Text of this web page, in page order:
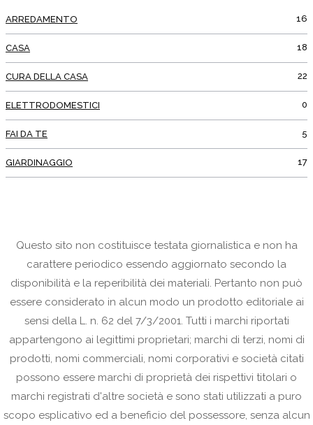
ARREDAMENTO 16
CASA 18
CURA DELLA CASA 22
ELETTRODOMESTICI 0
FAI DA TE 5
GIARDINAGGIO 17
Questo sito non costituisce testata giornalistica e non ha
carattere periodico essendo aggiornato secondo la
disponibilità e la reperibilità dei materiali. Pertanto non può
essere considerato in alcun modo un prodotto editoriale ai
sensi della L. n. 62 del 7/3/2001. Tutti i marchi riportati
appartengono ai legittimi proprietari; marchi di terzi, nomi di
prodotti, nomi commerciali, nomi corporativi e società citati
possono essere marchi di proprietà dei rispettivi titolari o
marchi registrati d'altre società e sono stati utilizzati a puro
scopo esplicativo ed a beneficio del possessore, senza alcun